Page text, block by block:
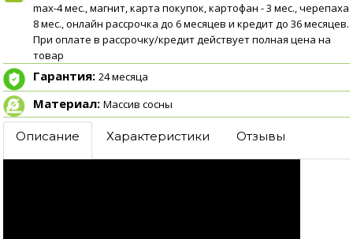
max-4 мес., магнит, карта покупок, картофан - 3 мес., черепаха
8 мес., онлайн рассрочка до 6 месяцев и кредит до 36 месяцев.
При оплате в рассрочку/кредит действует полная цена на
товар
Гарантия: 24 месяца
Материал: Массив сосны
Описание Характеристики Отзывы